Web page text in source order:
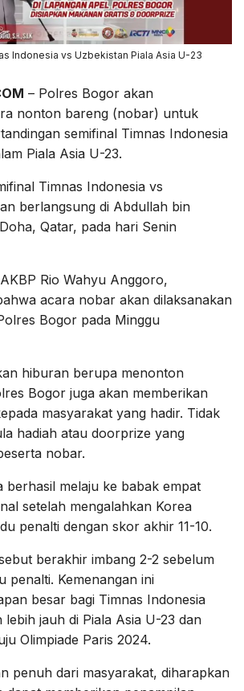
Indonesia vs Uzbekistan Piala Asia U-23
– Polres Bogor akan
nonton bareng (nobar) untuk
semifinal Timnas Indonesia
Piala Asia U-23.
Timnas Indonesia vs
berlangsung di Abdullah bin
Qatar, pada hari Senin
Rio Wahyu Anggoro,
acara nobar akan dilaksanakan
Bogor pada Minggu
hiburan berupa menonton
Bogor juga akan memberikan
masyarakat yang hadir. Tidak
hadiah atau doorprize yang
nobar.
berhasil melaju ke babak empat
setelah mengalahkan Korea
penalti dengan skor akhir 11-10.
berakhir imbang 2-2 sebelum
penalti. Kemenangan ini
besar bagi Timnas Indonesia
jauh di Piala Asia U-23 dan
Olimpiade Paris 2024.
penuh dari masyarakat, diharapkan